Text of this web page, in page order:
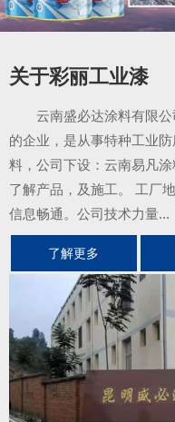
关于彩丽工业漆
云南盛必达涂料有限
的企业，是从事特种工业
料，公司下设：云南易凡
了解产品，及施工。 工厂
信息畅通。公司技术力量...
了解更多